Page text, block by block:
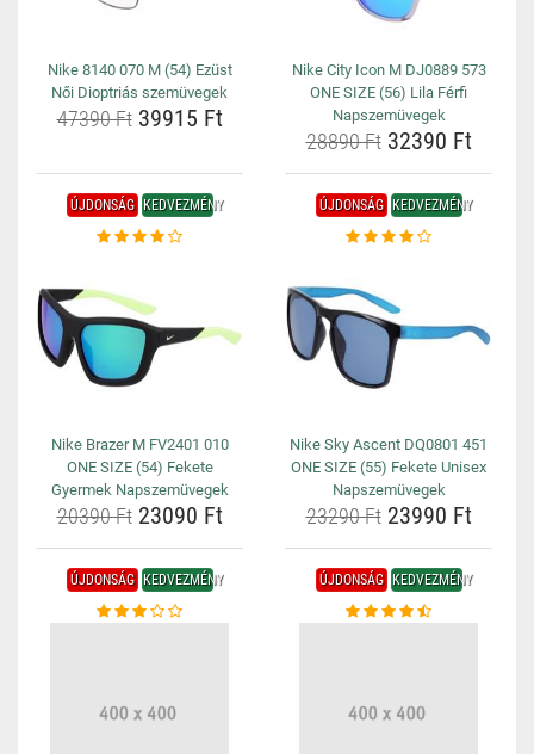
Nike 8140 070 M (54) Ezüst
Női Dioptriás szemüvegek
47390 Ft39915 Ft
Nike City Icon M DJ0889 573
ONE SIZE (56) Lila Férfi
Napszemüvegek
28890 Ft32390 Ft
ÚJDONSÁG KEDVEZMÉNY
Nike Brazer M FV2401 010
ONE SIZE (54) Fekete
Gyermek Napszemüvegek
20390 Ft23090 Ft
ÚJDONSÁG KEDVEZMÉNY
Nike Sky Ascent DQ0801 451
ONE SIZE (55) Fekete Unisex
Napszemüvegek
23290 Ft23990 Ft
ÚJDONSÁG KEDVEZMÉNY ÚJDONSÁG KEDVEZMÉNY